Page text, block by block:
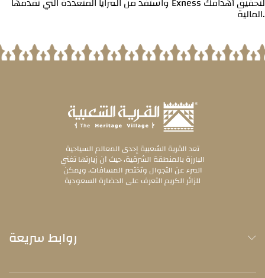
المالية.
تعد القرية الشعبية إحدى المعالم السياحية
البارزة بالمنطقة الشرقية، حيث أن زيارتها تغني
المرء عن التجوال وتختصر المسافات. ويمكن
للزائر الكريم التعرف على الحضارة السعودية
روابط سريعة